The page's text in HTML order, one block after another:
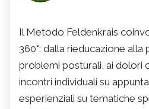
Il Metodo Feldenkrais
360°: dalla rieducazione
problemi posturali, ai dolori
incontri individuali su
esperienziali su tematiche